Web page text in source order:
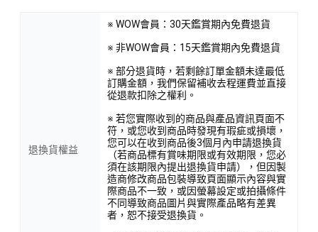
退換貨權益
※ WOW會員：30天鑑賞期內免費退貨
※ 非WOW會員：15天鑑賞期內免費退貨
※ 部分退貨時，若剩餘訂單金額未達最低
訂購金額，我們保留補收去程運費並直接
從退款扣除之權利。
※ 若您實際收到的商品與產品資訊頁面不
符，或您收到商品時發現有瑕疵或損壞，
您可以在收到商品後3個月內申請退換貨
（若商品標有賞味期限或有效期限，您必
須在該期限內提出退換貨申請），但因製
造商修改商品包裝導致頁面顯示內容與實
際商品不一致，或因螢幕設定或拍攝條件
不同導致商品圖片與實際產品略有差異
者，恕不接受退換貨。